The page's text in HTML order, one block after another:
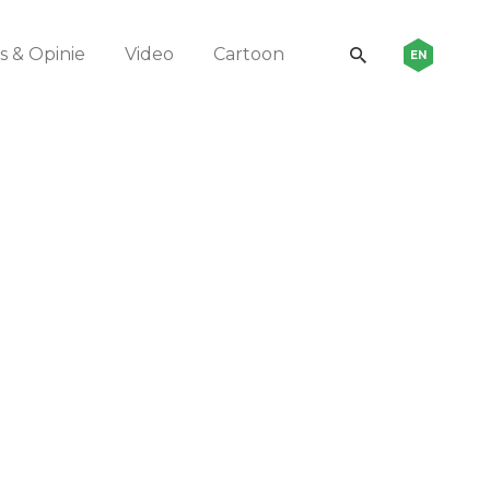
& Opinie Video Cartoon EN